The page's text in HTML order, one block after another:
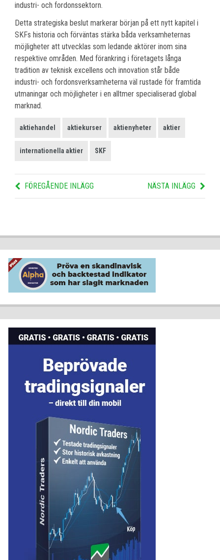
industri- och fordonssektorn.
Detta strategiska beslut markerar början på ett nytt kapitel i
SKFs historia och förväntas stärka båda verksamheternas
möjligheter att utvecklas som ledande aktörer inom sina
respektive områden. Med förankring i företagets långa
tradition av teknisk excellens och innovation står både
industri- och fordonsverksamheterna väl rustade för framtida
utmaningar och möjligheter i en alltmer specialiserad global
marknad.
aktiehandel aktiekurser aktienyheter aktier
internationella aktier SKF
FÖREGÅENDE INLÄGG NÄSTA INLÄGG